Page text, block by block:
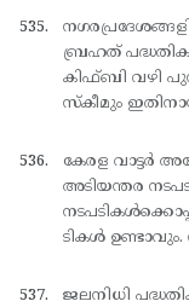
ബ്രഹത്
കിഫ്ബി വഴി
സ്കീമും
കേരള വാട്ടര്‍
അടിയന്തര
ടികള്‍ ഉണ്ടാവും.
ജലനിധി